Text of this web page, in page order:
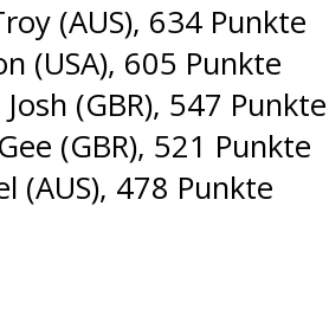
(AUS), 634 Punkte
(USA), 605 Punkte
(GBR), 547 Punkte
(GBR), 521 Punkte
(AUS), 478 Punkte